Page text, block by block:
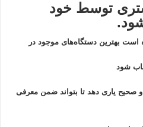
توسط خود
بهترین دستگاه‌های موجود در
شود
صحیح یاری دهد تا بتواند ضمن معرفی